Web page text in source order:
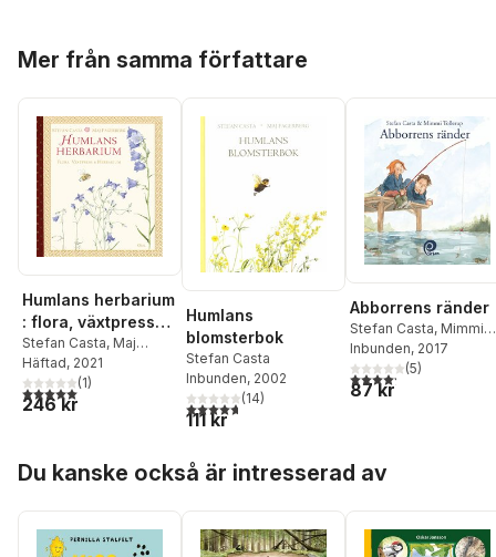
Mer från samma författare
Humlans herbarium
: flora, växtpress
och herbarium
Stefan Casta, Maj
Fagerberg
Häftad, 2021
5,0utav 5 stjärnor. Totalt antal röster:
(1)
246 kr
Humlans
blomsterbok
Stefan Casta
Inbunden, 2002
4,7utav 5 stjärnor. Totalt antal röster:
(14)
111 kr
Abborrens ränder
Stefan Casta, Mimmi
Tollerup
Inbunden, 2017
4,2utav 5 stjärnor.
(5)
87 kr
Du kanske också är intresserad av